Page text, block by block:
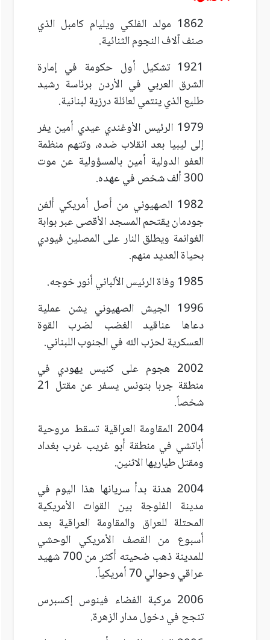
1862 مولد الفلكي ويليام كامبل الذي
صنف آلاف النجوم الثنائية.
1921 تشكيل أول حكومة في إمارة
الشرق العربي في الأردن برئاسة رشيد
طليع الذي ينتمي لعائلة درزية لبنانية.
1979 الرئيس الأوغندي عيدي أمين يفر
إلى ليبيا بعد انقلاب ضده، وتتهم منظمة
العفو الدولية أمين بالمسؤولية عن موت
300 ألف شخص في عهده.
1982 الصهيوني من أصل أمريكي ألفن
جودمان يقتحم المسجد الأقصى عبر بوابة
الغوانمة ويطلق النار على المصلين فيودي
بحياة العديد منهم.
1985 وفاة الرئيس الألباني أنور خوجه.
1996 الجيش الصهيوني يشن عملية
دعاها عناقيد الغضب لضرب القوة
العسكرية لحزب الله في الجنوب اللبناني.
2002 هجوم على كنيس يهودي في
منطقة جربا بتونس يسفر عن مقتل 21
شخصاً.
2004 المقاومة العراقية تسقط مروحية
أباتشي في منطقة أبو غريب غرب بغداد
ومقتل طياريها الاثنين.
2004 هدنة بدأ سريانها هذا اليوم في
مدينة الفلوجة بين القوات الأمريكية
المحتلة للعراق والمقاومة العراقية بعد
أسبوع من القصف الأمريكي الوحشي
للمدينة ذهب ضحيته أكثر من 700 شهيد
عراقي وحوالي 70 أمريكياً.
2006 مركبة الفضاء فينوس إكسبرس
تنجح في دخول مدار الزهرة.